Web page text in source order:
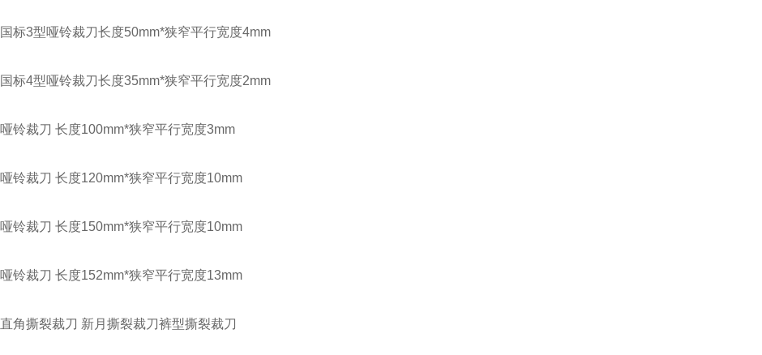
国标3型哑铃裁刀长度50mm*狭窄平行宽度4mm
国标4型哑铃裁刀长度35mm*狭窄平行宽度2mm
哑铃裁刀 长度100mm*狭窄平行宽度3mm
哑铃裁刀 长度120mm*狭窄平行宽度10mm
哑铃裁刀 长度150mm*狭窄平行宽度10mm
哑铃裁刀 长度152mm*狭窄平行宽度13mm
直角撕裂裁刀 新月撕裂裁刀裤型撕裂裁刀